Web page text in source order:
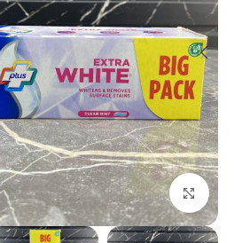
بزرگنمایی تصویر